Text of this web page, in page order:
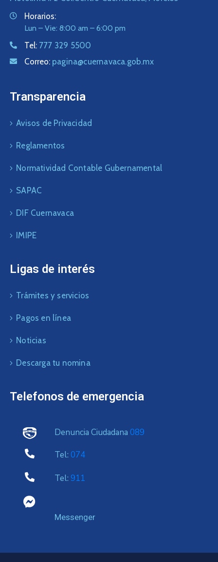
Horarios:
Lun – Vie: 8:00 am – 6:00 pm
Tel: 777 329 5500
Correo: pagina@cuernavaca.gob.mx
Transparencia
Avisos de Privacidad
Reglamentos
Normatividad Contable Gubernamental
SAPAC
DIF Cuernavaca
IMIPE
Ligas de interés
Trámites y servicios
Pagos en línea
Noticias
Descarga tu nomina
Telefonos de emergencia
Denuncia Ciudadana 089
Tel: 074
Tel: 911
Messenger